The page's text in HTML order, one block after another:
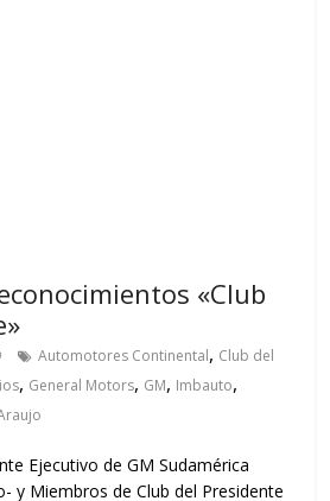
nueva imagen
,
,
durante la inauguración de
marca surcoreana líder